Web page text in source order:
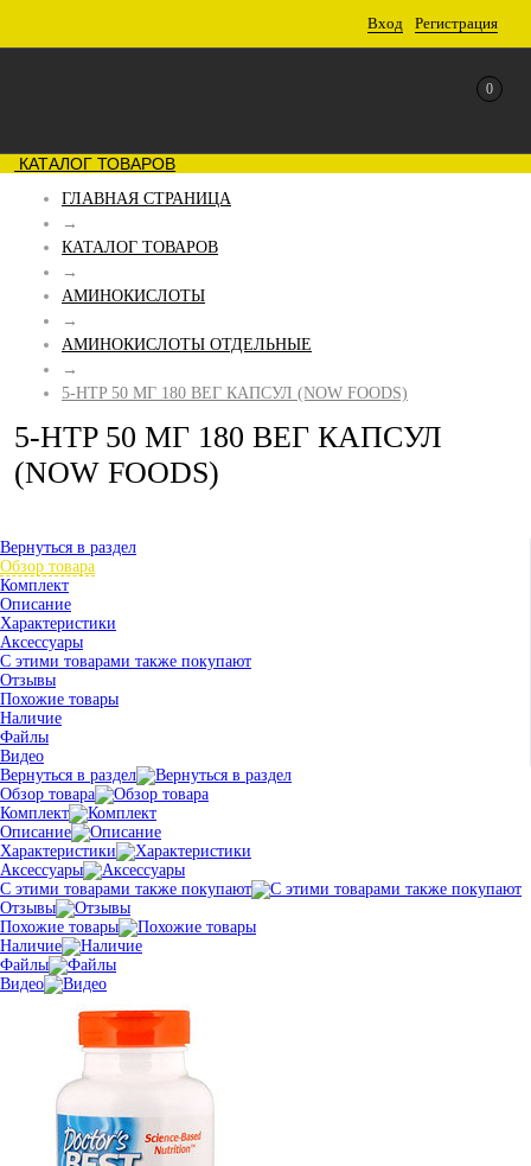
Вход Регистрация
0
КАТАЛОГ ТОВАРОВ
ГЛАВНАЯ СТРАНИЦА
→
КАТАЛОГ ТОВАРОВ
→
АМИНОКИСЛОТЫ
→
АМИНОКИСЛОТЫ ОТДЕЛЬНЫЕ
→
5-HTP 50 МГ 180 ВЕГ КАПСУЛ (NOW FOODS)
5-HTP 50 МГ 180 ВЕГ КАПСУЛ
(NOW FOODS)
Вернуться в раздел
Обзор товара
Комплект
Описание
Характеристики
Аксессуары
С этими товарами также покупают
Отзывы
Похожие товары
Наличие
Файлы
Видео
Вернуться в раздел
Обзор товара
Комплект
Описание
Характеристики
Аксессуары
С этими товарами также покупают
Отзывы
Похожие товары
Наличие
Файлы
Видео